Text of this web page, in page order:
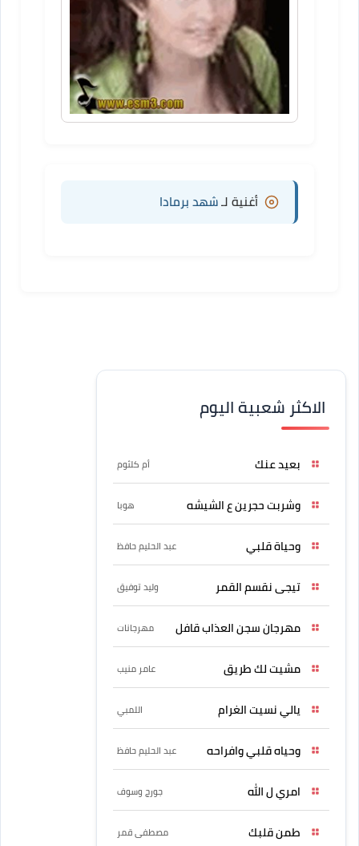
أغنية لـ شهد برمادا
الاكثر شعبية اليوم
بعيد عنك أم كلثوم
وشربت حجرين ع الشيشه هوبا
وحياة قلبي عبد الحليم حافظ
تيجى نقسم القمر وليد توفيق
مهرجان سجن العذاب قافل مهرجانات
مشيت لك طريق عامر منيب
يالي نسيت الغرام اللمبي
وحياه قلبي وافراحه عبد الحليم حافظ
امري ل الله جورج وسوف
طمن قلبك مصطفى قمر